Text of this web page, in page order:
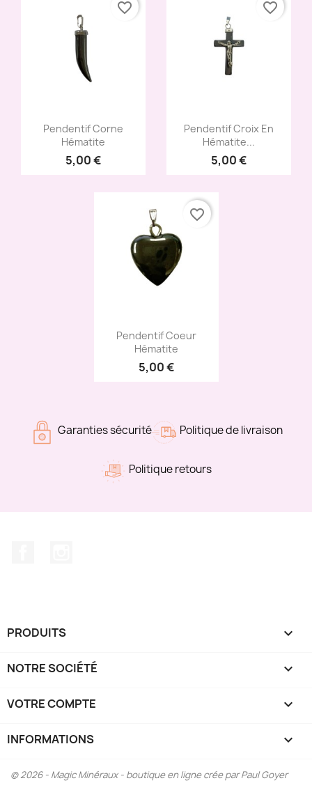
Aperçu rapide
Pendentif Corne
Hématite
5,00 €
favorite_border
Aperçu rapide
Pendentif Croix En
Hématite...
5,00 €
favorite_border
Aperçu rapide
Pendentif Coeur
Hématite
5,00 €
favorite_border
Garanties sécurité Politique de livraison
Politique retours
PRODUITS 
NOTRE SOCIÉTÉ 
VOTRE COMPTE 
INFORMATIONS keyboard_arrow_down
© 2026 - Magic Minéraux - boutique en ligne crée par Paul Goyer